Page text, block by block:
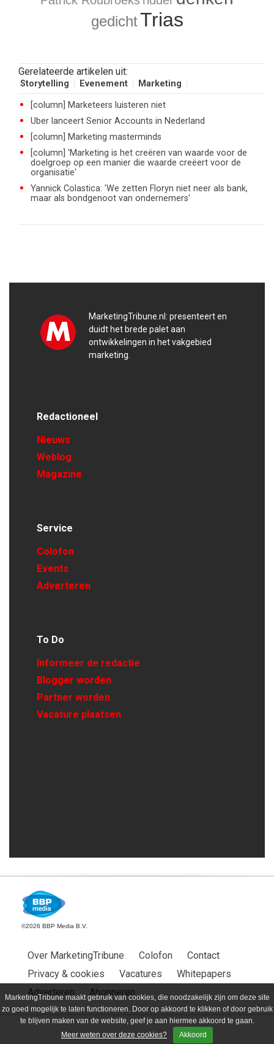
MarketingTribune maakt gebruik van cookies, die noodzakelijk zijn om deze site
zo goed mogelijk te laten functioneren. Door op akkoord te klikken of door gebruik
te blijven maken van de website, geef je aan hiermee akkoord te gaan.
Meer weten over deze cookies?
Akkoord
gedichtTrias
Gerelateerde artikelen uit:
Storytelling Evenement Marketing
[column] Marketeers luisteren niet
Uber lanceert Senior Accounts in Nederland
[column] Marketing masterminds
[column] 'Marketing is het creëren van waarde voor de
doelgroep op een manier die waarde creëert voor de
organisatie'
Yannick Colastica: 'We zetten Floryn niet neer als bank,
maar als bondgenoot van ondernemers'
MarketingTribune.nl: presenteert en
duidt het brede palet aan
ontwikkelingen in het vakgebied
marketing.
Redactioneel
Nieuws
Weblog
Magazine
Service
Colofon
Events
Adverteren
To Do
Informeer de redactie
Blogger worden
Partner worden
Vacature plaatsen
©2026 BBP Media B.V.
Over MarketingTribune Colofon
Contact
Privacy & cookies
Vacatures
Whitepapers
Adverteren
Abonneren